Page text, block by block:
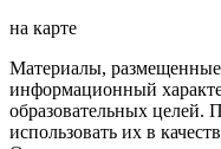
на карте
Материалы,
информационный
образовательных целей.
использовать их в